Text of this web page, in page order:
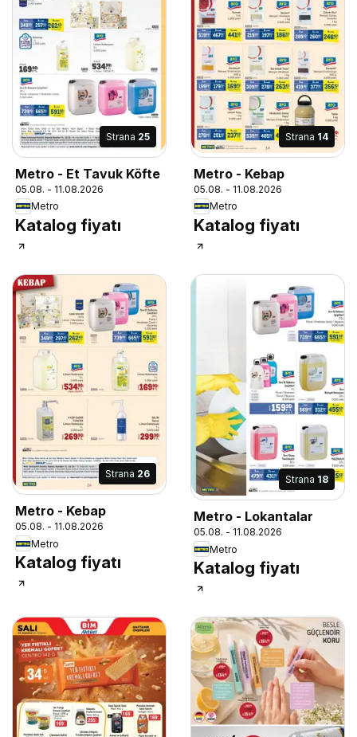
Strana 25
Metro - Et Tavuk Köfte
05.08. - 11.08.2026
Metro
Katalog fiyatı
Strana 14
Metro - Kebap
05.08. - 11.08.2026
Metro
Katalog fiyatı
Strana 26
Metro - Kebap
05.08. - 11.08.2026
Metro
Katalog fiyatı
Strana 18
Metro - Lokantalar
05.08. - 11.08.2026
Metro
Katalog fiyatı